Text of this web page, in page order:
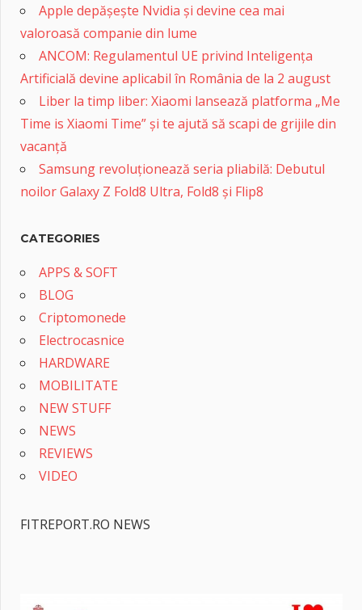
Apple depășește Nvidia și devine cea mai
valoroasă companie din lume
ANCOM: Regulamentul UE privind Inteligența
Artificială devine aplicabil în România de la 2 august
Liber la timp liber: Xiaomi lansează platforma „Me
Time is Xiaomi Time” și te ajută să scapi de grijile din
vacanță
Samsung revoluționează seria pliabilă: Debutul
noilor Galaxy Z Fold8 Ultra, Fold8 și Flip8
CATEGORIES
APPS & SOFT
BLOG
Criptomonede
Electrocasnice
HARDWARE
MOBILITATE
NEW STUFF
NEWS
REVIEWS
VIDEO
FITREPORT.RO NEWS